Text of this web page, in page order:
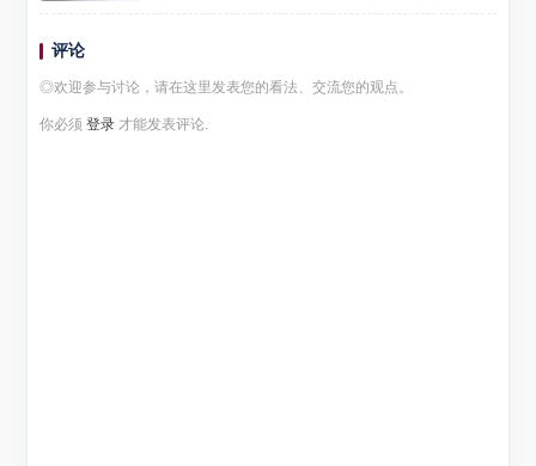
研发计划。这款双折手机折叠后厚度为9.2mm，单面
评论
◎欢迎参与讨论，请在这里发表您的看法、交流您的观点。
你必须登录 才能发表评论.